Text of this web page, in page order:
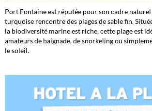
Port Fontaine est réputée pour son cadre
turquoise rencontre des plages de sable fin.
la biodiversité marine est riche, cette plage est
amateurs de baignade, de snorkeling ou
le soleil.